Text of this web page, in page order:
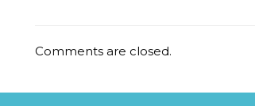
Comments are closed.